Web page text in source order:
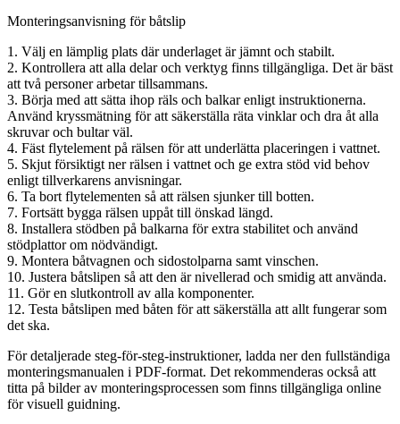
Monteringsanvisning för båtslip
1. Välj en lämplig plats där underlaget är jämnt och stabilt.
2. Kontrollera att alla delar och verktyg finns tillgängliga. Det är bäst
att två personer arbetar tillsammans.
3. Börja med att sätta ihop räls och balkar enligt instruktionerna.
Använd kryssmätning för att säkerställa räta vinklar och dra åt alla
skruvar och bultar väl.
4. Fäst flytelement på rälsen för att underlätta placeringen i vattnet.
5. Skjut försiktigt ner rälsen i vattnet och ge extra stöd vid behov
enligt tillverkarens anvisningar.
6. Ta bort flytelementen så att rälsen sjunker till botten.
7. Fortsätt bygga rälsen uppåt till önskad längd.
8. Installera stödben på balkarna för extra stabilitet och använd
stödplattor om nödvändigt.
9. Montera båtvagnen och sidostolparna samt vinschen.
10. Justera båtslipen så att den är nivellerad och smidig att använda.
11. Gör en slutkontroll av alla komponenter.
12. Testa båtslipen med båten för att säkerställa att allt fungerar som
det ska.
För detaljerade steg-för-steg-instruktioner, ladda ner den fullständiga
monteringsmanualen i PDF-format. Det rekommenderas också att
titta på bilder av monteringsprocessen som finns tillgängliga online
för visuell guidning.